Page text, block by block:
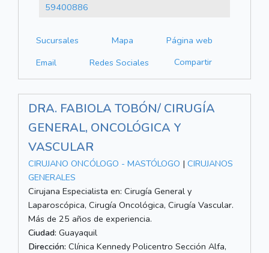
59400886
Sucursales Mapa
Página web
Email
Redes Sociales Compartir
DRA. FABIOLA TOBÓN/ CIRUGÍA
GENERAL, ONCOLÓGICA Y
VASCULAR
CIRUJANO ONCÓLOGO - MASTÓLOGO | CIRUJANOS
GENERALES
Cirujana Especialista en: Cirugía General y
Laparoscópica, Cirugía Oncológica, Cirugía Vascular.
Más de 25 años de experiencia.
Ciudad: Guayaquil
Dirección: Clínica Kennedy Policentro Sección Alfa,